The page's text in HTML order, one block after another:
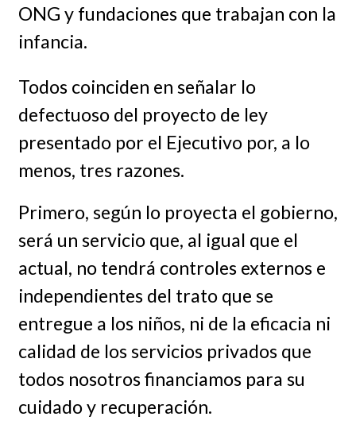
ONG y fundaciones que trabajan con la
infancia.
Todos coinciden en señalar lo
defectuoso del proyecto de ley
presentado por el Ejecutivo por, a lo
menos, tres razones.
Primero, según lo proyecta el gobierno,
será un servicio que, al igual que el
actual, no tendrá controles externos e
independientes del trato que se
entregue a los niños, ni de la eficacia ni
calidad de los servicios privados que
todos nosotros financiamos para su
cuidado y recuperación.